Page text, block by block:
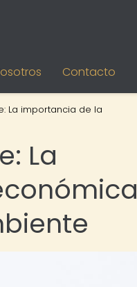
Contacto
La importancia de la
La